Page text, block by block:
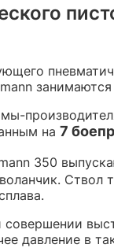
на 7
350
Ствол
давление в